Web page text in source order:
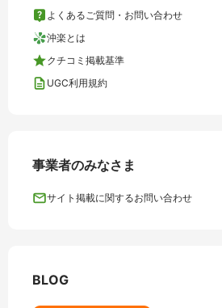
よくあるご質問・お問い合わせ
沖楽とは
クチコミ掲載基準
UGC利用規約
事業者のみなさま
サイト掲載に関するお問い合わせ
BLOG